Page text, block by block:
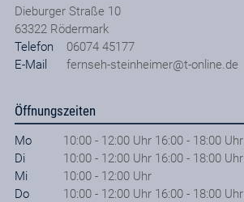
Dieburger Straße 10
63322 Rödermark
Telefon
06074 45177
E-Mail
fernseh-steinheimer@t-online.de
Öffnungszeiten
Mo
10:00 - 12:00 Uhr 16:00 - 18:00 Uhr
Di
10:00 - 12:00 Uhr 16:00 - 18:00 Uhr
Mi
10:00 - 12:00 Uhr
Do
10:00 - 12:00 Uhr 16:00 - 18:00 Uhr